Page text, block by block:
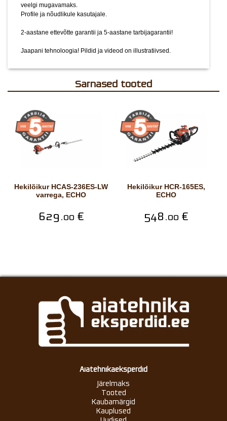
veelgi mugavamaks.
Profile ja nõudlikule kasutajale.
2-aastane ettevõtte garantii ja 5-aastane tarbijagarantii!
Jaapani tehnoloogia! Pildid ja videod on illustratiivsed.
Sarnased tooted
Hekilõikur HCAS-236ES-LW
varrega, ECHO
629.00 €
Hekilõikur HCR-165ES,
ECHO
548.00 €
Aiatehnikaeksperdid
Järelmaks
Tooted
Kaubamärgid
Kauplused